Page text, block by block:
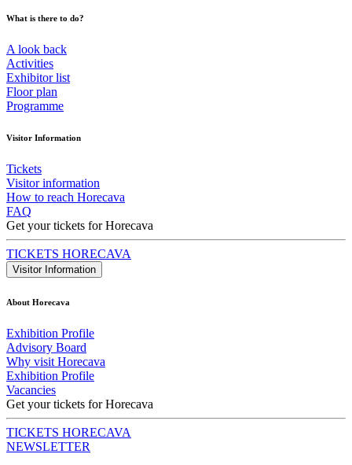
What is there to do?
A look back
Activities
Exhibitor list
Floor plan
Programme
Visitor Information
Tickets
Visitor information
How to reach Horecava
FAQ
Get your tickets for Horecava
TICKETS HORECAVA
Visitor Information
About Horecava
Exhibition Profile
Advisory Board
Why visit Horecava
Exhibition Profile
Vacancies
Get your tickets for Horecava
TICKETS HORECAVA
NEWSLETTER